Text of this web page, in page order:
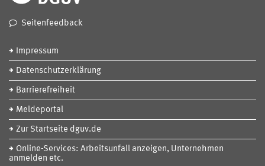
Seitenfeedback
Impressum
Datenschutzerklärung
Barrierefreiheit
Meldeportal
Zur Startseite dguv.de
Online-Services: Arbeitsunfall anzeigen, Unternehmen
anmelden etc.